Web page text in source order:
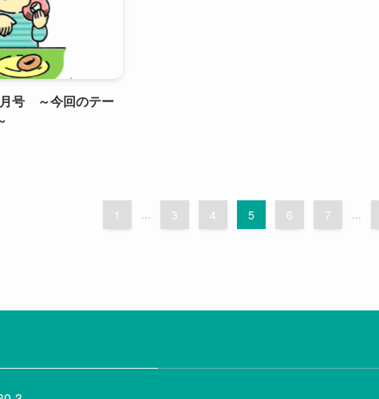
号 ～今回のテー
1 ... 3 4 5 6 7 ...